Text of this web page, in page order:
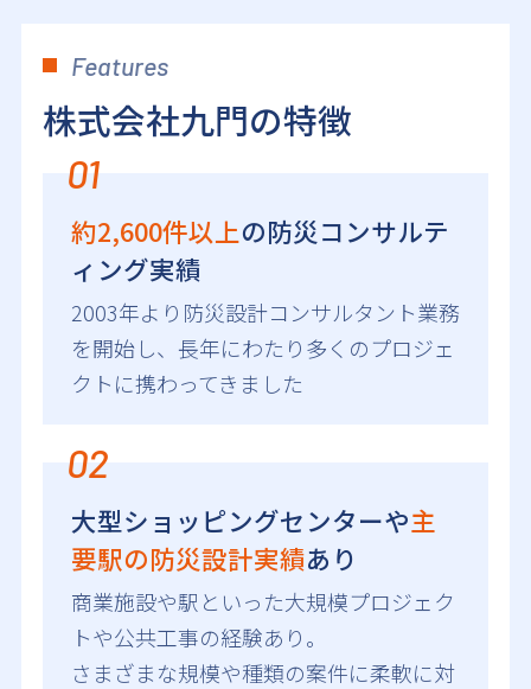
Features
株式会社九門の特徴
01
約2,600件以上の防災コンサルテ
ィング実績
2003年より防災設計コンサルタント業務
を開始し、長年にわたり多くのプロジェ
クトに携わってきました
02
大型ショッピングセンターや主
要駅の防災設計実績あり
商業施設や駅といった大規模プロジェク
トや公共工事の経験あり。
さまざまな規模や種類の案件に柔軟に対